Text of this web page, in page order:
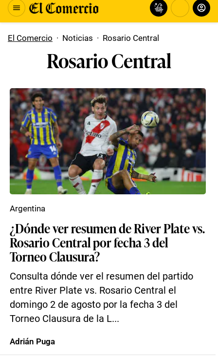
El Comercio · Noticias · Rosario Central
Rosario Central
¿Dónde ver resumen de River Plate vs.
Rosario Central por fecha 3 del
Torneo Clausura?
Consulta dónde ver el resumen del partido
entre River Plate vs. Rosario Central el
domingo 2 de agosto por la fecha 3 del
Torneo Clausura de la L...
Argentina
Adrián Puga